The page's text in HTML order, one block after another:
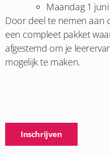
Maandag 1
Door deel te nemen aan
een compleet pakket
afgestemd om je
mogelijk te maken.
Inschrijven